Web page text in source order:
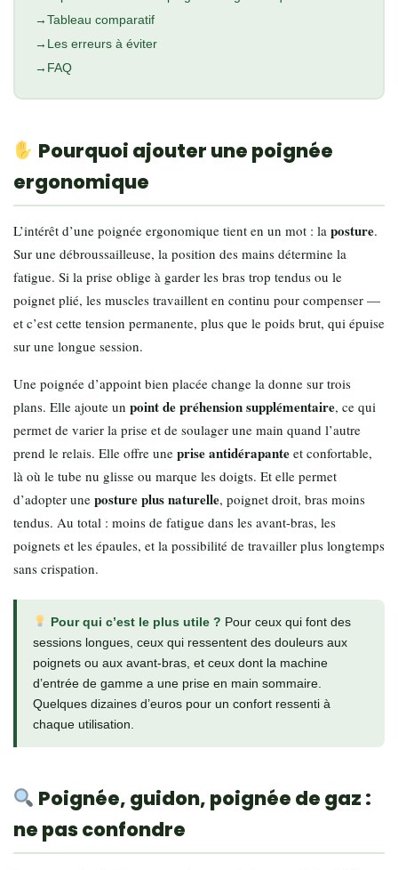
Tableau comparatif
Les erreurs à éviter
FAQ
Pourquoi ajouter une poignée
ergonomique
L’intérêt d’une poignée ergonomique tient en un mot : la posture.
Sur une débroussailleuse, la position des mains détermine la
fatigue. Si la prise oblige à garder les bras trop tendus ou le
poignet plié, les muscles travaillent en continu pour compenser —
et c’est cette tension permanente, plus que le poids brut, qui épuise
sur une longue session.
Une poignée d’appoint bien placée change la donne sur trois
plans. Elle ajoute un point de préhension supplémentaire, ce qui
permet de varier la prise et de soulager une main quand l’autre
prend le relais. Elle offre une prise antidérapante et confortable,
là où le tube nu glisse ou marque les doigts. Et elle permet
d’adopter une posture plus naturelle, poignet droit, bras moins
tendus. Au total : moins de fatigue dans les avant-bras, les
poignets et les épaules, et la possibilité de travailler plus longtemps
sans crispation.
Pour qui c’est le plus utile ? Pour ceux qui font des
sessions longues, ceux qui ressentent des douleurs aux
poignets ou aux avant-bras, et ceux dont la machine
d’entrée de gamme a une prise en main sommaire.
Quelques dizaines d’euros pour un confort ressenti à
chaque utilisation.
Poignée, guidon, poignée de gaz :
ne pas confondre